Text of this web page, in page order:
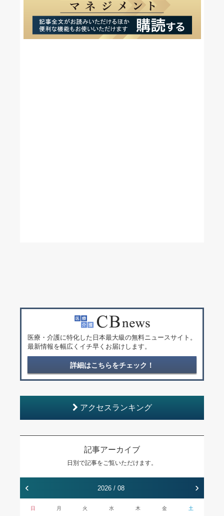
医療・介護に特化した日本最大級の無料ニュースサイト。
最新情報を幅広くイチ早くお届けします。
詳細はこちらをチェック！
アクセスランキング
記事アーカイブ
日別で記事をご覧いただけます。
‹ 2026 / 08 ›
日 月 火 水 木 金 土